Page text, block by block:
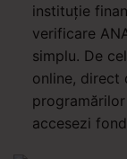
instituție
verificare
simplu. De
online, direct
accesezi